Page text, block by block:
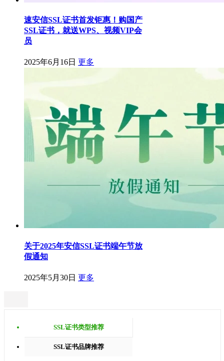
速安信SSL证书首发钜惠！购国产
SSL证书，就送WPS、视频VIP会
员
2025年6月16日 更多
关于2025年安信SSL证书端午节放
假通知
2025年5月30日 更多
SSL证书类型推荐
SSL证书品牌推荐